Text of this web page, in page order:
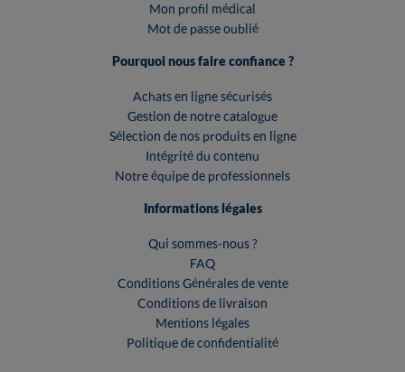
Mon profil médical
Mot de passe oublié
Pourquoi nous faire confiance ?
Achats en ligne sécurisés
Gestion de notre catalogue
Sélection de nos produits en ligne
Intégrité du contenu
Notre équipe de professionnels
Informations légales
Qui sommes-nous ?
FAQ
Conditions Générales de vente
Conditions de livraison
Mentions légales
Politique de confidentialité